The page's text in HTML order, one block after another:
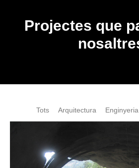
Projectes que
Tots Arquitectura Enginyeria